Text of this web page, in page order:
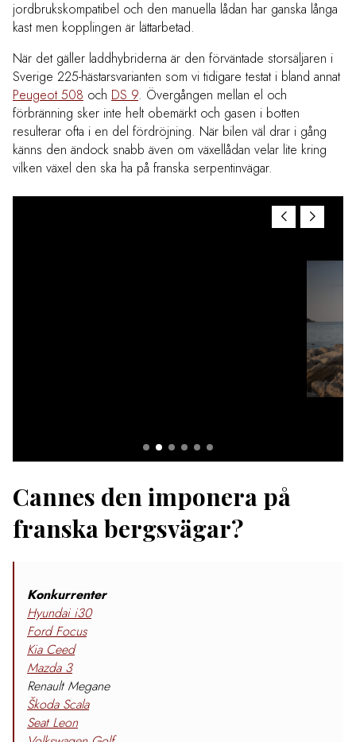
jordbrukskompatibel och den manuella lådan har ganska långa
kast men kopplingen är lättarbetad.
När det gäller laddhybriderna är den förväntade storsäljaren i
Sverige 225-hästarsvarianten som vi tidigare testat i bland annat
Peugeot 508 och DS 9. Övergången mellan el och
förbränning sker inte helt obemärkt och gasen i botten
resulterar ofta i en del fördröjning. När bilen väl drar i gång
känns den ändock snabb även om växellådan velar lite kring
vilken växel den ska ha på franska serpentinvägar.
Cannes den imponera på
franska bergsvägar?
Konkurrenter
Hyundai i30
Ford Focus
Kia Ceed
Mazda 3
Renault Megane
Škoda Scala
Seat Leon